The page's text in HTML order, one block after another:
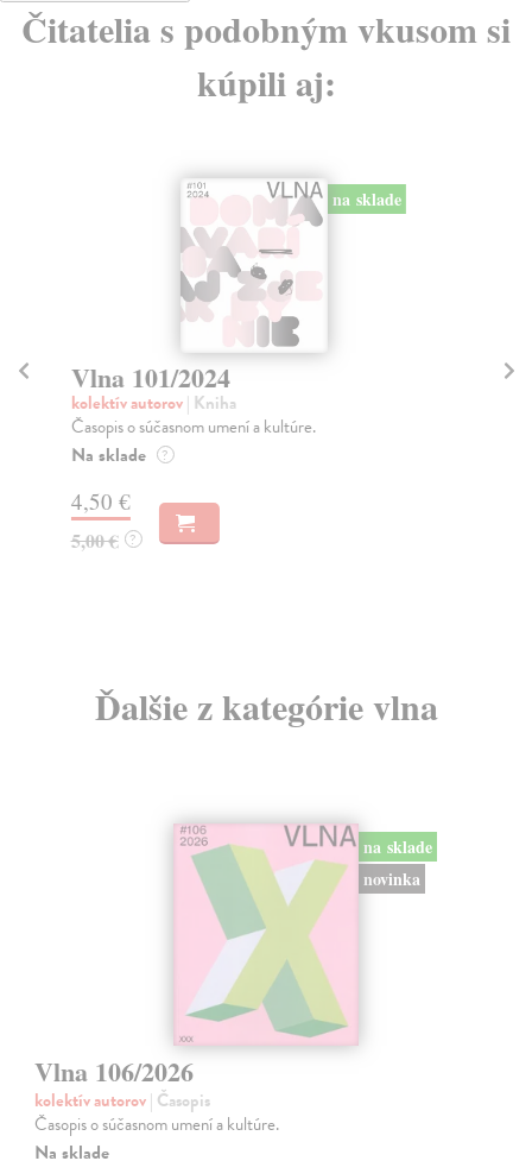
Čitatelia s podobným vkusom si
kúpili aj:
Vlna 98/2024
kolektív autorov| Kniha
Časopis o súčasnom umení a kultúre. Obsah:
(DEZ)INFORMÁCIA Text Peter Šulej
4,50 €
Ďalšie z kategórie vlna
na sklade
novinka
Vlna 106/2026
kolektív autorov| Časopis
Časopis o súčasnom umení a kultúre.
Na sklade